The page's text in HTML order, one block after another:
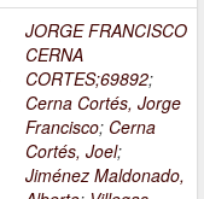
JORGE FRANCISCO
CERNA
CORTES;69892;
Cerna Cortés, Jorge
Francisco; Cerna
Cortés, Joel;
Jiménez Maldonado,